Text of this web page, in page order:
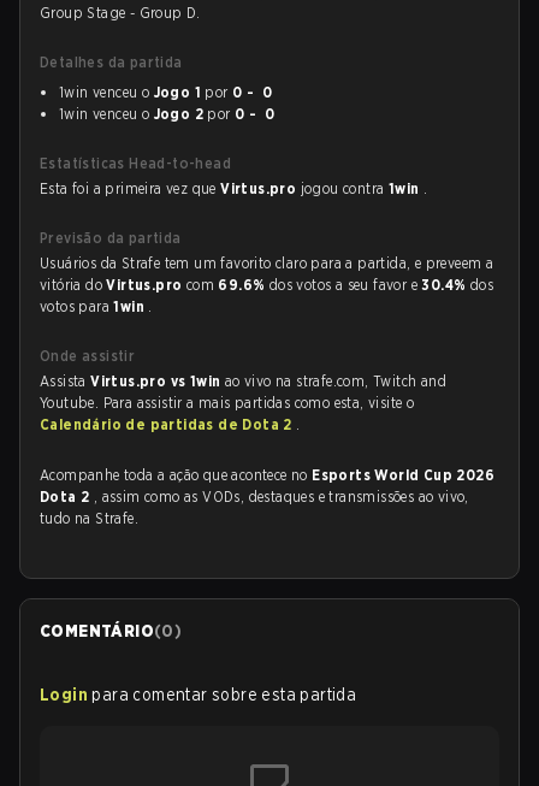
Group Stage - Group D.
Detalhes da partida
1win venceu o Jogo 1 por 0 - 0
1win venceu o Jogo 2 por 0 - 0
Estatísticas Head-to-head
Esta foi a primeira vez queVirtus.pro jogou contra 1win .
Previsão da partida
Usuários da Strafe tem um favorito claro para a partida, e preveem a
vitória doVirtus.pro com 69.6% dos votos a seu favor e30.4% dos
votos para1win .
Onde assistir
AssistaVirtus.pro vs 1win ao vivo na strafe.com, Twitch and
Youtube. Para assistir a mais partidas como esta, visite o
Calendário de partidas de Dota 2 .
Acompanhe toda a ação que acontece no Esports World Cup 2026
Dota 2 , assim como as VODs, destaques e transmissões ao vivo,
tudo na Strafe.
COMENTÁRIO(0)
Login para comentar sobre esta partida